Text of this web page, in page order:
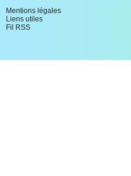
Mentions légales
Liens utiles
Fil RSS